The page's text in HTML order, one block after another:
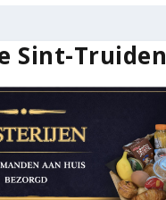
Sint-Truiden